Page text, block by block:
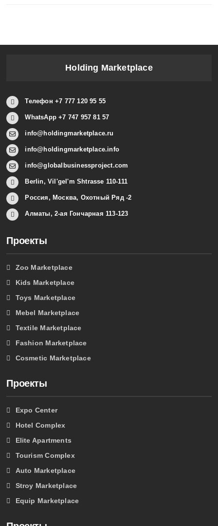
Holding Marketplace
Телефон +7 777 120 95 55
WhatsApp +7 747 957 81 57
info@holdingmarketplace.ru
info@holdingmarketplace.info
info@globalbusinessproject.com
Berlin, Vil'gel'm Shtrasse 110-111
Россия, Москва, Охотный Ряд -2
Алматы, 2-ая Гончарная 113-123
Проекты
Zoo Marketplace
Kids Marketplace
Toys Marketplace
Mebel Marketplace
Textile Marketplace
Fashion Marketplace
Cosmetic Marketplace
Проекты
Expo Center
Hotel Complex
Elite Apartments
Tourism Complex
Auto Marketplace
Stroy Marketplace
Equip Marketplace